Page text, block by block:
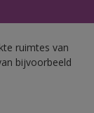
ruimtes van
bijvoorbeeld